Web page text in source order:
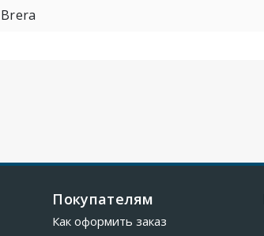
Brera
Покупателям
Как оформить заказ